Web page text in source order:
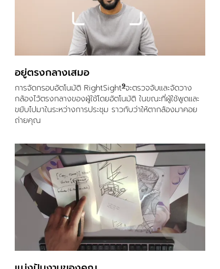
อยู่ตรงกลางเสมอ
การจัดกรอบอัตโนมัติ RightSight9เปิดใช้งานด้วย Logi Tune
จะตรวจจับและจัดวาง
กล้องไว้ตรงกลางของผู้ใช้โดยอัตโนมัติ ในขณะที่ผู้ใช้พูดและ
ขยับไปมาในระหว่างการประชุม ราวกับว่าให้ตากล้องมาคอย
ถ่ายคุณ